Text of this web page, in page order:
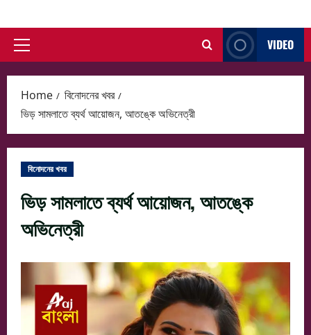
to
contentPrimary
VIDEO
Home
বিনোদনের খবর
ভিড় সামলাতে ব্যর্থ আয়োজন, আতঙ্কে অভিনেত্রী
বিনোদনের খবর
ভিড় সামলাতে ব্যর্থ আয়োজন, আতঙ্কে
অভিনেত্রী